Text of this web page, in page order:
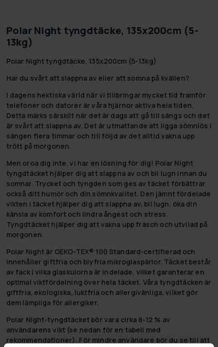
Polar Night tyngdtäcke, 135x200cm (5-
13kg)
Polar Night tyngdtäcke, 135x200cm (5-13kg)
Har du svårt att slappna av eller att somna på kvällen?
I dagens hektiska värld när vi tillbringar mycket tid framför
telefoner och datorer är våra hjärnor aktiva hela tiden.
Detta märks särskilt när det är dags att gå till sängs och det
är svårt att slappna av. Det är utmattande att ligga sömnlös i
sängen flera timmar och till följd av det alltid vakna upp
trött på morgonen.
Men oroa dig inte, vi har en lösning för dig! Polar Night
tyngdtäcket hjälper dig att slappna av och bli lugn innan du
somnar. Trycket och tyngden som ges av täcket förbättrar
också ditt humör och din sömnkvalitet. Den jämnt fördelade
vikten i täcket hjälper dig att slappna av, bli lugn, öka din
känsla av komfort och lindra ångest och stress.
Tyngdtäcket hjälper dig att vakna upp fräsch och utvilad på
morgonen.
Polar Night är OEKO-TEX® 100 Standard-certifierad och
innehåller giftfria och blyfria mikroglaspärlor. Täcket består
av fack i vilka glaskulorna är indelade, vilket garanterar en
optimal viktfördelning över hela täcket. Våra tyngdtäcken är
giftfria, ekologiska, luktfria och allergivänliga, vilket gör
dem lämpliga för allergiker.
Polar Night-tyngdtäcket bör vara cirka 8-12 % av
användarens vikt (se nedan för en tabell med
rekommendationer). För mindre användare bör du se till att